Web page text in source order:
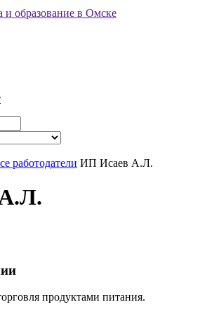
работодатели ИП Исаев А.Л.
продуктами питания.